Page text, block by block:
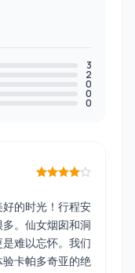
3
2
0
0
0
的时光！行程安
。仙女烟囱和洞
难以忘怀。我们
卡帕多奇亚的绝